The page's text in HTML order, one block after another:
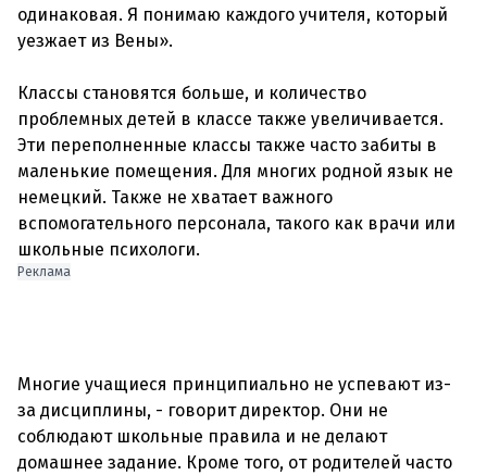
одинаковая. Я понимаю каждого учителя, который
уезжает из Вены».
Классы становятся больше, и количество
проблемных детей в классе также увеличивается.
Эти переполненные классы также часто забиты в
маленькие помещения. Для многих родной язык не
немецкий. Также не хватает важного
вспомогательного персонала, такого как врачи или
Реклама
Многие учащиеся принципиально не успевают из-
за дисциплины, - говорит директор. Они не
соблюдают школьные правила и не делают
домашнее задание. Кроме того, от родителей часто